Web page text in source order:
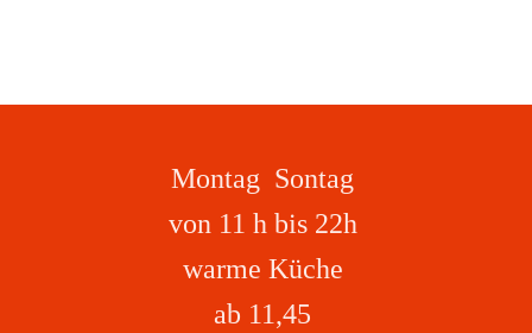
Montag Sontag
von 11 h bis 22h
warme Küche
ab 11,45